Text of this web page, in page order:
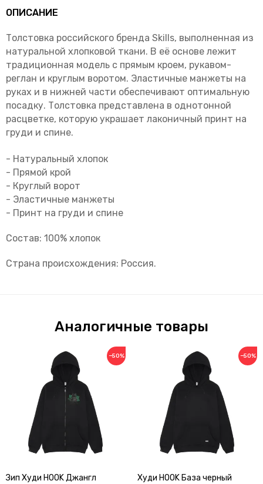
ОПИСАНИЕ
Толстовка российского бренда Skills, выполненная из
натуральной хлопковой ткани. В её основе лежит
традиционная модель с прямым кроем, рукавом-
реглан и круглым воротом. Эластичные манжеты на
руках и в нижней части обеспечивают оптимальную
посадку. Толстовка представлена в однотонной
расцветке, которую украшает лаконичный принт на
груди и спине.
- Натуральный хлопок
- Прямой крой
- Круглый ворот
- Эластичные манжеты
- Принт на груди и спине
Состав: 100% хлопок
Страна происхождения: Россия.
Аналогичные товары
−50%
Зип Худи HOOK Джангл
−50%
Худи HOOK База черный